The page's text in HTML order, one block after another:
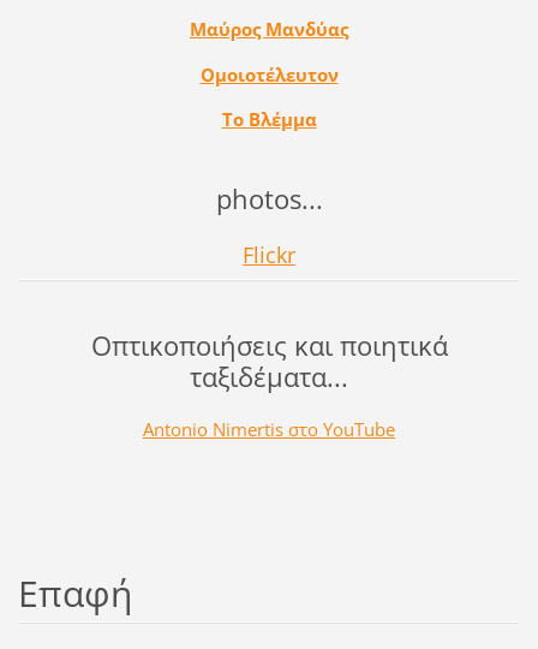
Μαύρος Μανδύας
Ομοιοτέλευτον
Το Βλέμμα
photos...
Flickr
Οπτικοποιήσεις και ποιητικά
ταξιδέματα...
Antonio Nimertis στο YouTube
Επαφή